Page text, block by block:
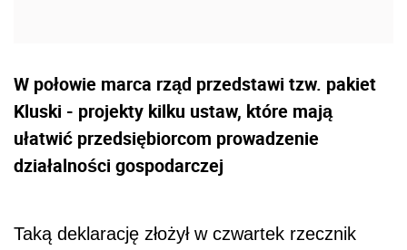
W połowie marca rząd przedstawi tzw. pakiet
Kluski - projekty kilku ustaw, które mają
ułatwić przedsiębiorcom prowadzenie
działalności gospodarczej
Taką deklarację złożył w czwartek rzecznik